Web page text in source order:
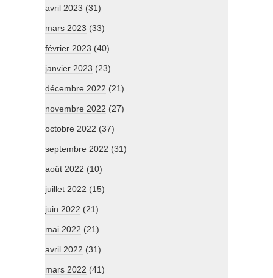
avril 2023 (31)
mars 2023 (33)
février 2023 (40)
janvier 2023 (23)
décembre 2022 (21)
novembre 2022 (27)
octobre 2022 (37)
septembre 2022 (31)
août 2022 (10)
juillet 2022 (15)
juin 2022 (21)
mai 2022 (21)
avril 2022 (31)
mars 2022 (41)